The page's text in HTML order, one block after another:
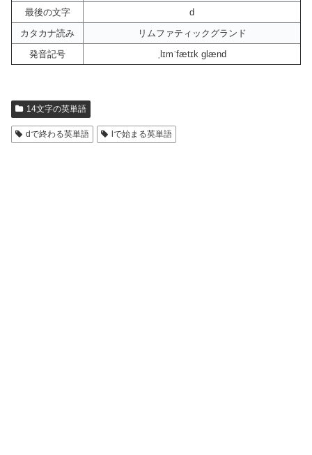
最後の文字
d
カタカナ読み
リムファティックグランド
発音記号
ˌlɪmˈfætɪk glænd
14文字の英単語
dで終わる英単語 lで始まる英単語